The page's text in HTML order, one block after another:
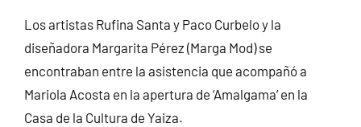
Los artistas Rufina Santa y Paco Curbelo y la
diseñadora Margarita Pérez (Marga Mod) se
encontraban entre la asistencia que acompañó a
Mariola Acosta en la apertura de ‘Amalgama’ en la
Casa de la Cultura de Yaiza.